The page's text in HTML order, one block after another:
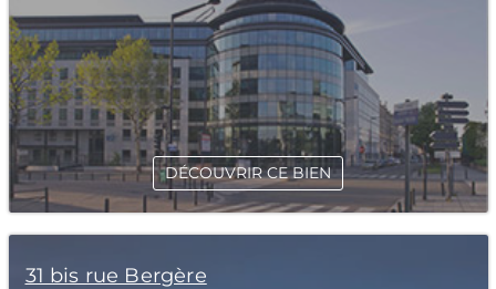
DÉCOUVRIR CE BIEN
31 bis rue Bergère